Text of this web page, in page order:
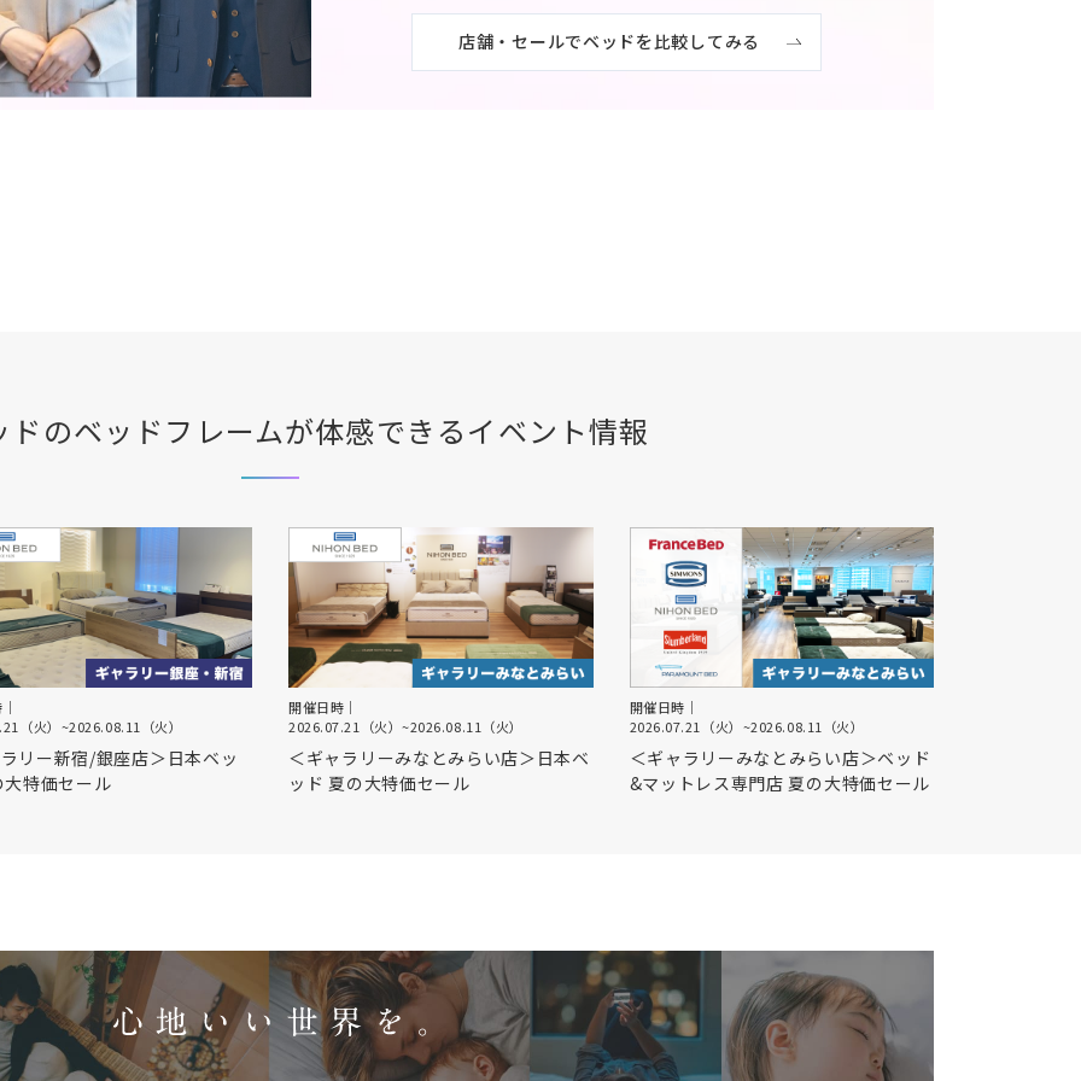
店舗・セールでベッドを比較してみる
ド のベッドフレームが体感できるイベント情報
（火） ~2026.08.11（火）
リー新宿/銀座店＞日本ベッ
大特価セール
開催日時｜
2026.07.21（火）~2026.08.11（火）
＜ギャラリーみなとみらい店＞日本ベ
ッド 夏の大特価セール
開催日時｜
2026.07.21（火） ~2026.08.11（火）
＜ギャラリーみなとみらい店＞ベッド
&マットレス専門店 夏の大特価セール